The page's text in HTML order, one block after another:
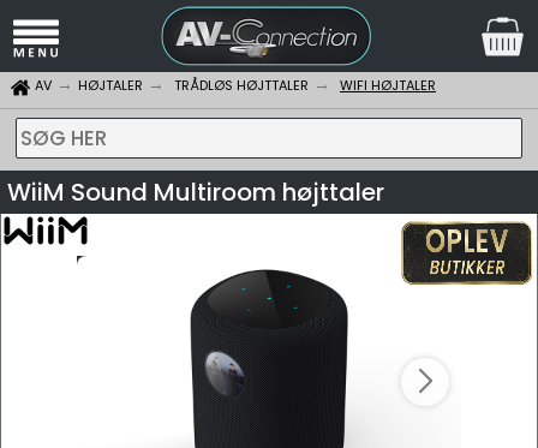
AV HØJTALER TRÅDLØS HØJTTALER WIFI HØJTALER
SØG HER
WiiM Sound Multiroom højttaler